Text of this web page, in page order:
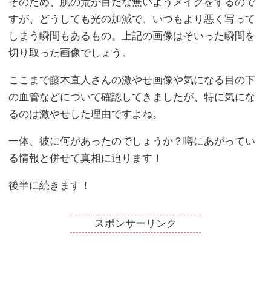
すが、どうしても光の加減で、いつもより悪く写って
しまう瞬間もあるもの。上記の画像はそいった瞬間を
切り取った画像でしょう。
ここまで藤木直人さんの激やせ画像や気になる目の下
の血管などについて確認してきましたが、特に気にな
るのは激やせした理由ですよね。
一体、彼に何があったのでしょうか？噂にあがってい
る情報と併せて真相に迫ります！
後半に続きます！
スポンサーリンク